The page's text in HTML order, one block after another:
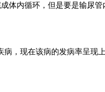
体内循环，但是要是输尿
，现在该病的发病率呈现